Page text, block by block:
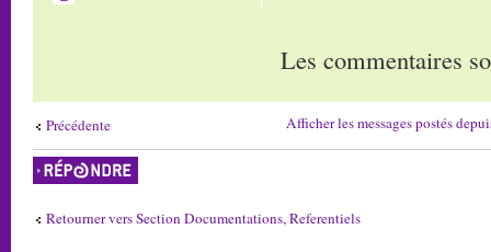
Les commentaires
Précédente Afficher les messages postés
Répondre
Retourner vers Section Documentations, Referentiels